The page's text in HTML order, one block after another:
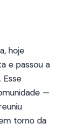
hoje
e passou a
Esse
—
torno da